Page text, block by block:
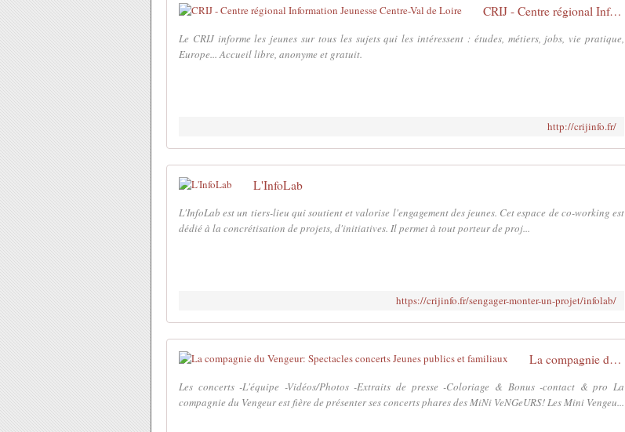
CRIJ - Centre régional Information Jeunesse Centre-Val de Loire
Le CRIJ informe les jeunes sur tous les sujets qui les intéressent : études, métiers, jobs, vie pratique,
Europe... Accueil libre, anonyme et gratuit.
http://crijinfo.fr/
L'InfoLab
L'InfoLab est un tiers-lieu qui soutient et valorise l'engagement des jeunes. Cet espace de co-working est
dédié à la concrétisation de projets, d'initiatives. Il permet à tout porteur de proj...
https://crijinfo.fr/sengager-monter-un-projet/infolab/
La compagnie du Vengeur: Spectacles concerts Jeunes publics et familiaux
Les concerts -L'équipe -Vidéos/Photos -Extraits de presse -Coloriage & Bonus -contact & pro La
compagnie du Vengeur est fière de présenter ses concerts phares des MiNi VeNGeURS! Les Mini Vengeu...